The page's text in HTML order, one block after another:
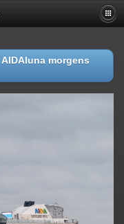
AIDAluna morgens